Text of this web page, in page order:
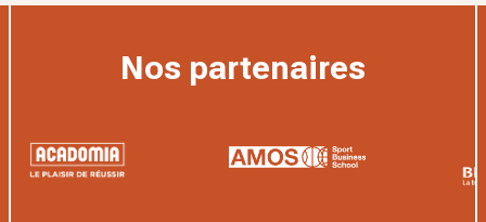
Nos partenaires